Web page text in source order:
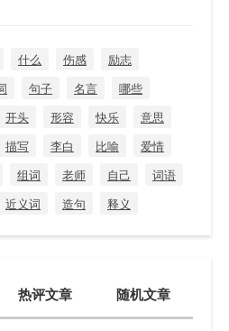
什么 伤感
励志
句子 名言
哪些
开头 形容 快乐
意思
描写 李白 比喻
爱情
组词 老师 自己
词语
近义词 造句 释义
热评文章 随机文章